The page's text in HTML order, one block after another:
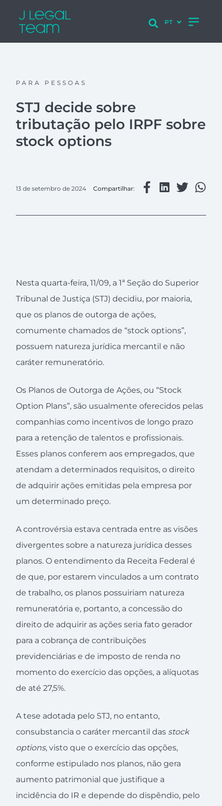
PARA PESSOAS
STJ decide sobre
tributação pelo IRPF sobre
stock options
13 de setembro de 2024 Compartilhar:
Nesta quarta-feira, 11/09, a 1ª Seção do Superior
Tribunal de Justiça (STJ) decidiu, por maioria,
que os planos de outorga de ações,
comumente chamados de “stock options”,
possuem natureza jurídica mercantil e não
caráter remuneratório.
Os Planos de Outorga de Ações, ou “Stock
Option Plans”, são usualmente oferecidos pelas
companhias como incentivos de longo prazo
para a retenção de talentos e profissionais.
Esses planos conferem aos empregados, que
atendam a determinados requisitos, o direito
de adquirir ações emitidas pela empresa por
um determinado preço.
A controvérsia estava centrada entre as visões
divergentes sobre a natureza jurídica desses
planos. O entendimento da Receita Federal é
de que, por estarem vinculados a um contrato
de trabalho, os planos possuiriam natureza
remuneratória e, portanto, a concessão do
direito de adquirir as ações seria fato gerador
para a cobrança de contribuições
previdenciárias e de imposto de renda no
momento do exercício das opções, a alíquotas
de até 27,5%.
A tese adotada pelo STJ, no entanto,
consubstancia o caráter mercantil das stock
options, visto que o exercício das opções,
conforme estipulado nos planos, não gera
aumento patrimonial que justifique a
incidência do IR e depende do dispêndio, pelo